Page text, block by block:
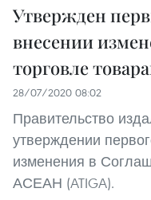
Утвержден
внесении
торговле
28/07/2020 08:02
Правительство
утверждении
изменения в
АСЕАН (ATIGA).